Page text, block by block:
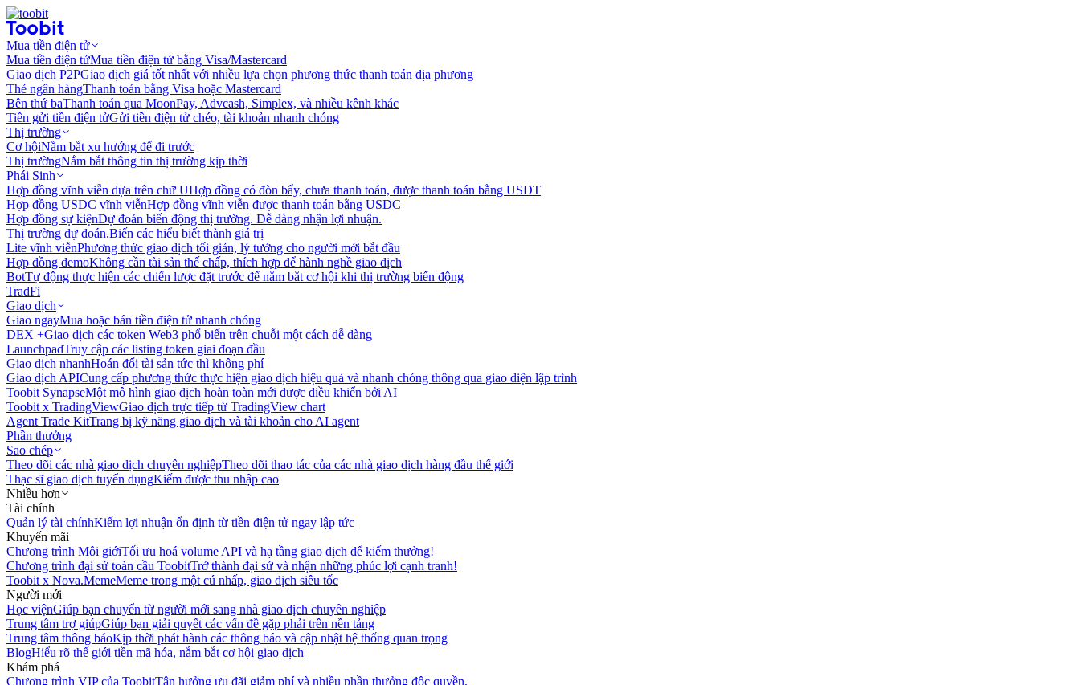
Mua tiền điện tử
Mua tiền điện tửMua tiền điện tử bằng Visa/Mastercard
Giao dịch P2PGiao dịch giá tốt nhất với nhiều lựa chọn phương thức thanh toán địa phương
Thẻ ngân hàngThanh toán bằng Visa hoặc Mastercard
Bên thứ baThanh toán qua MoonPay, Advcash, Simplex, và nhiều kênh khác
Tiền gửi tiền điện tửGửi tiền điện tử chéo, tài khoản nhanh chóng
Thị trường
Cơ hộiNắm bắt xu hướng để đi trước
Thị trườngNắm bắt thông tin thị trường kịp thời
Phái Sinh
Hợp đồng vĩnh viễn dựa trên chữ UHợp đồng có đòn bẩy, chưa thanh toán, được thanh toán bằng USDT
Hợp đồng USDC vĩnh viễnHợp đồng vĩnh viễn được thanh toán bằng USDC
Hợp đồng sự kiệnDự đoán biến động thị trường. Dễ dàng nhận lợi nhuận.
Thị trường dự đoán.Biến các hiểu biết thành giá trị
Lite vĩnh viễnPhương thức giao dịch tối giản, lý tưởng cho người mới bắt đầu
Hợp đồng demoKhông cần tài sản thế chấp, thích hợp để hành nghề giao dịch
BotTự động thực hiện các chiến lược đặt trước để nắm bắt cơ hội khi thị trường biến động
TradFi
Giao dịch
Giao ngayMua hoặc bán tiền điện tử nhanh chóng
DEX +Giao dịch các token Web3 phổ biến trên chuỗi một cách dễ dàng
LaunchpadTruy cập các listing token giai đoạn đầu
Giao dịch nhanhHoán đổi tài sản tức thì không phí
Giao dịch APICung cấp phương thức thực hiện giao dịch hiệu quả và nhanh chóng thông qua giao diện lập trình
Toobit SynapseMột mô hình giao dịch hoàn toàn mới được điều khiển bởi AI
Toobit x TradingViewGiao dịch trực tiếp từ TradingView chart
Agent Trade KitTrang bị kỹ năng giao dịch và tài khoản cho AI agent
Phần thưởng
Sao chép
Theo dõi các nhà giao dịch chuyên nghiệpTheo dõi thao tác của các nhà giao dịch hàng đầu thế giới
Thạc sĩ giao dịch tuyển dụngKiếm được thu nhập cao
Nhiều hơn
Tài chính
Quản lý tài chínhKiếm lợi nhuận ổn định từ tiền điện tử ngay lập tức
Khuyến mãi
Chương trình Môi giớiTối ưu hoá volume API và hạ tầng giao dịch để kiếm thưởng!
Chương trình đại sứ toàn cầu ToobitTrở thành đại sứ và nhận những phúc lợi cạnh tranh!
Toobit x Nova.MemeMeme trong một cú nhấp, giao dịch siêu tốc
Người mới
Học việnGiúp bạn chuyển từ người mới sang nhà giao dịch chuyên nghiệp
Trung tâm trợ giúpGiúp bạn giải quyết các vấn đề gặp phải trên nền tảng
Trung tâm thông báoKịp thời phát hành các thông báo và cập nhật hệ thống quan trọng
BlogHiểu rõ thế giới tiền mã hóa, nắm bắt cơ hội giao dịch
Khám phá
Chương trình VIP của ToobitTận hưởng ưu đãi giảm phí và nhiều phần thưởng độc quyền.